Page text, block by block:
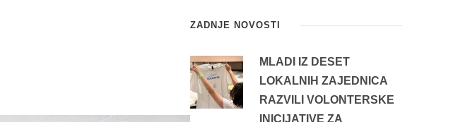
ZADNJE NOVOSTI
MLADI IZ DESET
LOKALNIH ZAJEDNICA
RAZVILI VOLONTERSKE
INICIJATIVE ZA